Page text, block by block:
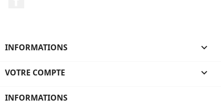
INFORMATIONS 
VOTRE COMPTE 
INFORMATIONS